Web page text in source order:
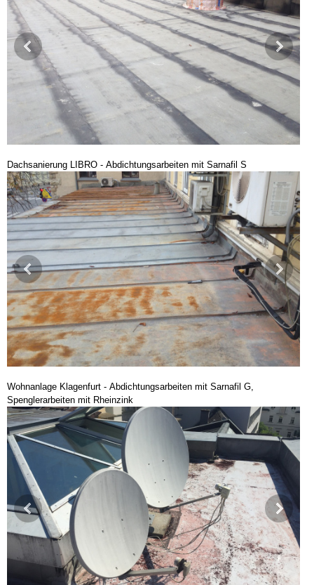
Dachsanierung LIBRO - Abdichtungsarbeiten mit Sarnafil S
Wohnanlage Klagenfurt - Abdichtungsarbeiten mit Sarnafil G,
Spenglerarbeiten mit Rheinzink